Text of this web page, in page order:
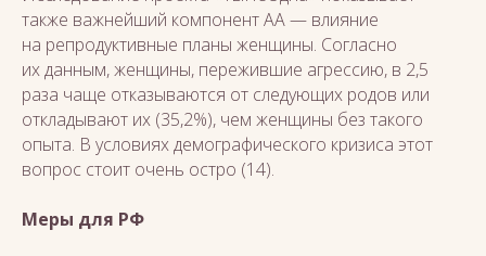
также важнейший компонент АА — влияние
на репродуктивные планы женщины. Согласно
их данным, женщины, пережившие агрессию, в 2,5
раза чаще отказываются от следующих родов или
откладывают их (35,2%), чем женщины без такого
опыта. В условиях демографического кризиса этот
вопрос стоит очень остро (14).
Меры для РФ